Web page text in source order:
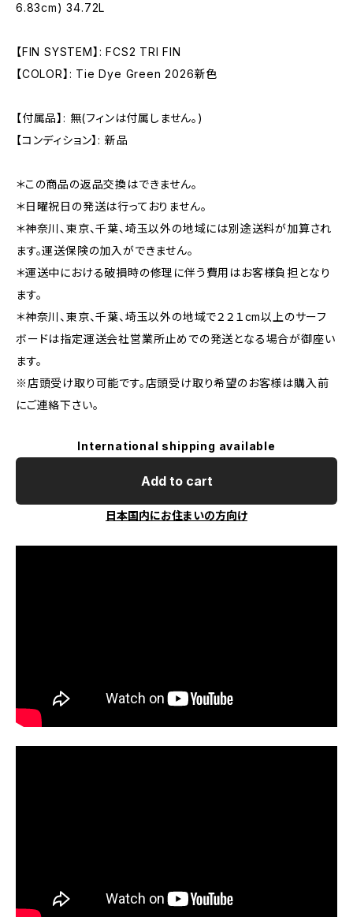
6.83cm) 34.72L
【FIN SYSTEM】: FCS2 TRI FIN
【COLOR】: Tie Dye Green 2026新色
【付属品】: 無(フィンは付属しません。)
【コンディション】: 新品
＊この商品の返品交換はできません。
＊日曜祝日の発送は行っておりません。
＊神奈川、東京、千葉、埼玉以外の地域には別途送料が加算され
ます。運送保険の加入ができません。
＊運送中における破損時の修理に伴う費用はお客様負担となり
ます。
＊神奈川、東京、千葉、埼玉以外の地域で２２１cm以上のサーフ
ボードは指定運送会社営業所止めでの発送となる場合が御座い
ます。
※店頭受け取り可能です。店頭受け取り希望のお客様は購入前
にご連絡下さい。
International shipping available
Add to cart
日本国内にお住まいの方向け